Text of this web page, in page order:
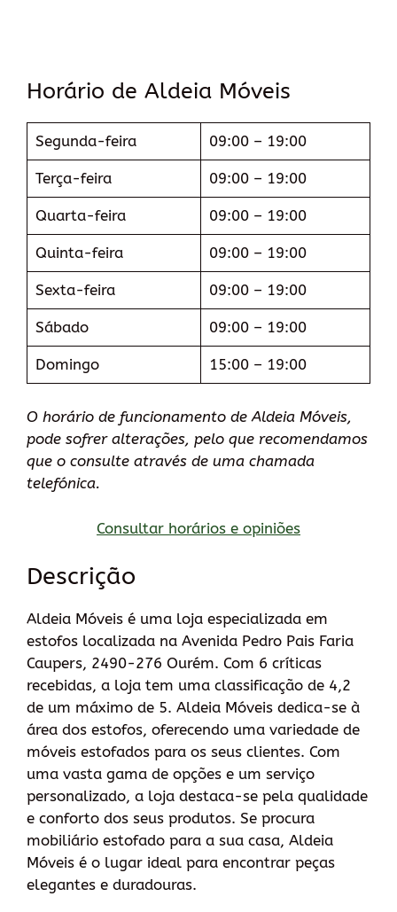
Horário de Aldeia Móveis
Segunda-feira 09:00 – 19:00
Terça-feira 09:00 – 19:00
Quarta-feira 09:00 – 19:00
Quinta-feira 09:00 – 19:00
Sexta-feira 09:00 – 19:00
Sábado 09:00 – 19:00
Domingo 15:00 – 19:00
O horário de funcionamento de Aldeia Móveis,
pode sofrer alterações, pelo que recomendamos
que o consulte através de uma chamada
telefónica.
Consultar horários e opiniões
Descrição
Aldeia Móveis é uma loja especializada em
estofos localizada na Avenida Pedro Pais Faria
Caupers, 2490-276 Ourém. Com 6 críticas
recebidas, a loja tem uma classificação de 4,2
de um máximo de 5. Aldeia Móveis dedica-se à
área dos estofos, oferecendo uma variedade de
móveis estofados para os seus clientes. Com
uma vasta gama de opções e um serviço
personalizado, a loja destaca-se pela qualidade
e conforto dos seus produtos. Se procura
mobiliário estofado para a sua casa, Aldeia
Móveis é o lugar ideal para encontrar peças
elegantes e duradouras.